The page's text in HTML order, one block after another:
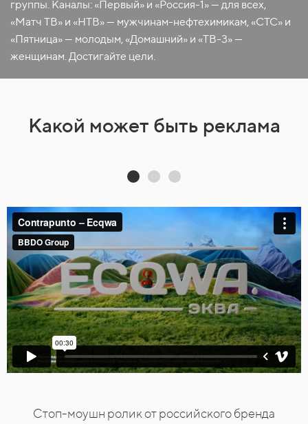
группы. Каналы: «Первый» и «Россия-1» — для всех,
«Матч ТВ» и «НТВ» — мужчинам-нефтехимикам, «СТС» и
«Пятница» — молодым, «Домашний» и «ТВ-3» —
женщинам. Достигайте цели.
Какой может быть реклама
Cтоп-моушн ролик от российского бренда